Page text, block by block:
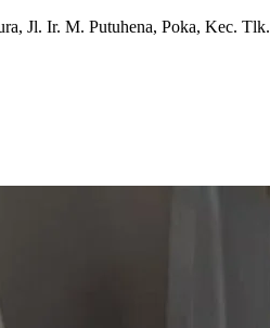
Jl. Ir. M. Putuhena, Poka, Kec.